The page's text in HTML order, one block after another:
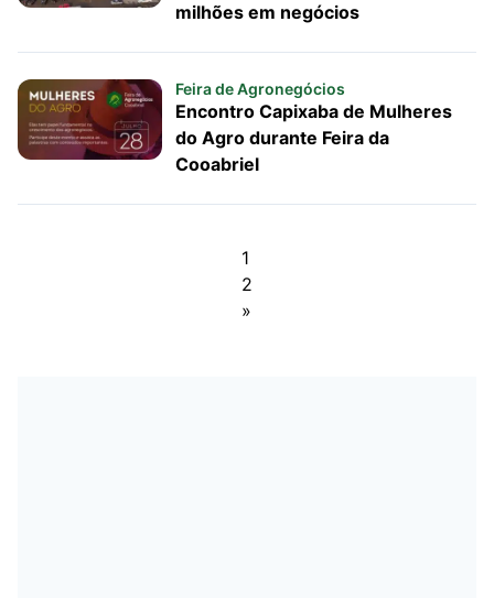
milhões em negócios
Feira de Agronegócios
Encontro Capixaba de Mulheres
do Agro durante Feira da
Cooabriel
1
2
»